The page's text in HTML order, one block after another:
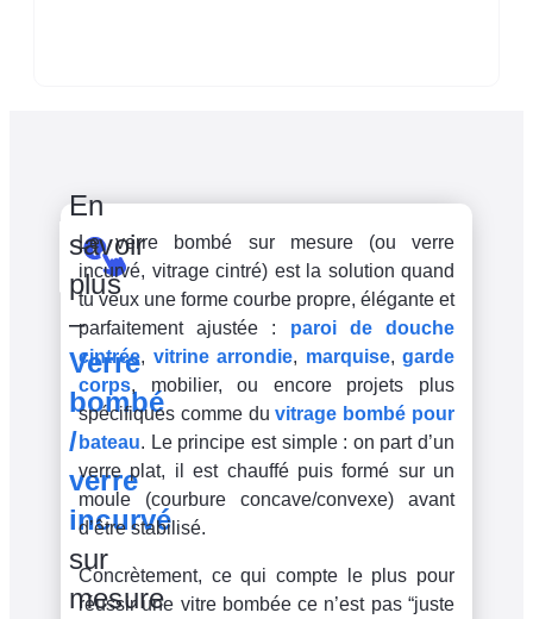
En
savoir
plus
–
Verre
bombé
/
verre
incurvé
sur
mesure
Le verre bombé sur mesure (ou verre
incurvé, vitrage cintré) est la solution quand
tu veux une forme courbe propre, élégante et
parfaitement ajustée : paroi de douche
cintrée, vitrine arrondie, marquise, garde
corps, mobilier, ou encore projets plus
spécifiques comme duvitrage bombé pour
bateau. Le principe est simple : on part d’un
verre plat, il est chauffé puis formé sur un
moule (courbure concave/convexe) avant
d’être stabilisé.
Concrètement, ce qui compte le plus pour
réussir une vitre bombée ce n’est pas “juste